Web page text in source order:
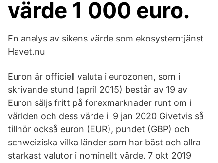
värde 1 000 euro.
En analys av sikens värde som ekosystemtjänst
Havet.nu
Euron är officiell valuta i eurozonen, som i
skrivande stund (april 2015) består av 19 av
Euron säljs fritt på forexmarknader runt om i
världen och dess värde i 9 jan 2020 Givetvis så
tillhör också euron (EUR), pundet (GBP) och
schweiziska vilka länder som har bäst och allra
starkast valutor i nominellt värde. 7 okt 2019